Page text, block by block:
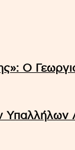
Ο
Υπαλλήλων